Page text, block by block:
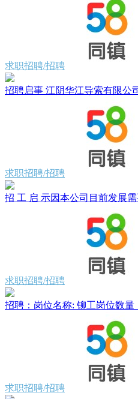
求职招聘/招聘
招聘启事 江阴华江导索有限公
求职招聘/招聘
招 工 启 示因本公司目前发展
求职招聘/招聘
招聘：岗位名称: 铆工岗位数量
求职招聘/招聘